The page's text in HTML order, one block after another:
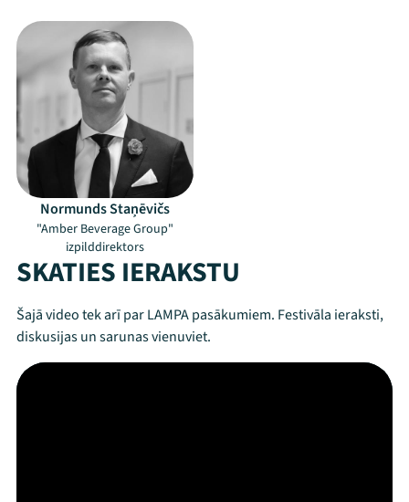
Normunds Staņēvičs
"Amber Beverage Group"
izpilddirektors
SKATIES IERAKSTU
Šajā video tek arī par LAMPA pasākumiem. Festivāla ieraksti,
diskusijas un sarunas vienuviet.